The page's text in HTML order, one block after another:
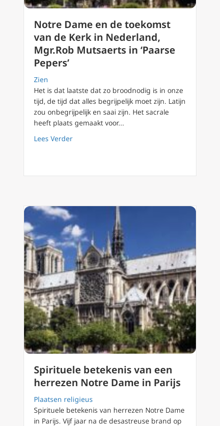
Notre Dame en de toekomst
van de Kerk in Nederland,
Mgr.Rob Mutsaerts in ‘Paarse
Pepers’
Zien
Het is dat laatste dat zo broodnodig is in onze
tijd, de tijd dat alles begrijpelijk moet zijn. Latijn
zou onbegrijpelijk en saai zijn. Het sacrale
heeft plaats gemaakt voor...
Lees Verderabout Notre Dame en de toekomst van de
Spirituele betekenis van een
herrezen Notre Dame in Parijs
Plaatsen religieus
Spirituele betekenis van herrezen Notre Dame
in Parijs. Vijf jaar na de desastreuse brand op